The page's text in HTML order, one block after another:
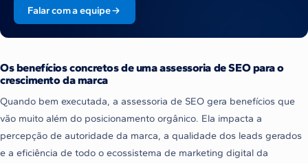
Falar com a equipe
Os benefícios concretos de uma assessoria de SEO para o
crescimento da marca
Quando bem executada, a assessoria de SEO gera benefícios que
vão muito além do posicionamento orgânico. Ela impacta a
percepção de autoridade da marca, a qualidade dos leads gerados
e a eficiência de todo o ecossistema de marketing digital da